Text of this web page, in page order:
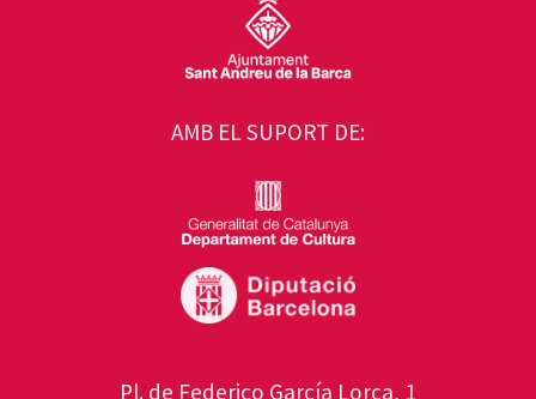
AMB EL SUPORT DE:
Pl. de Federico García Lorca, 1